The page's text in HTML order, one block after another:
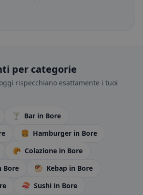
per categorie
rispecchiano esattamente i tuoi
🍸 Bar in Bore
🍔 Hamburger in Bore
🥐 Colazione in Bore
Bore 🥙 Kebap in Bore
🍣 Sushi in Bore